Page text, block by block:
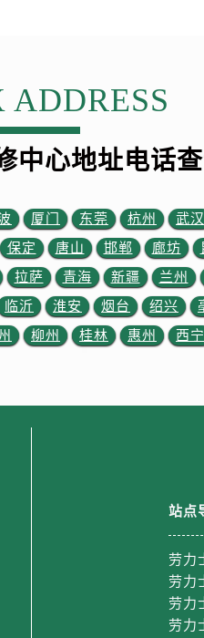
）
（需提前预约）
售后服务中心（需提前预约）
后服务中心（需提前预约）
需提前预约）
前预约）
售后服务中心（需提前预约
约）
需提前预约）
提前预约）
ADDRESS
中心地址电话
厦门 东莞 杭州 武汉
保定 唐山 邯郸 廊坊
拉萨 青海 新疆 兰州
临沂 淮安 烟台 绍兴
柳州 桂林 惠州 西宁
站点
劳力
劳力
劳力
劳力